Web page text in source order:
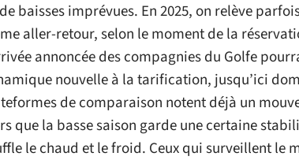
baisses imprévues. En 2025, on relève
aller-retour, selon le moment de la
annoncée des compagnies du Golfe
nouvelle à la tarification, jusqu’ici
de comparaison notent déjà un
que la basse saison garde une certaine
le chaud et le froid. Ceux qui surveillent le